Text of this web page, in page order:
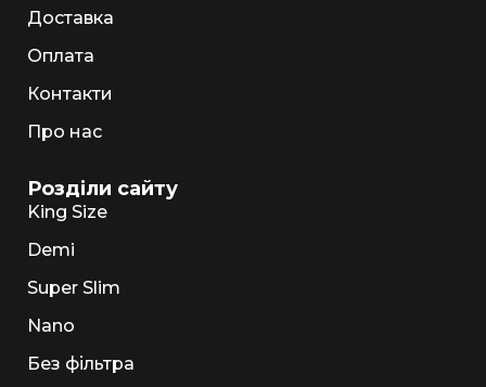
Доставка
Оплата
Контакти
Про нас
Розділи сайту
King Size
Demi
Super Slim
Nano
Без фільтра